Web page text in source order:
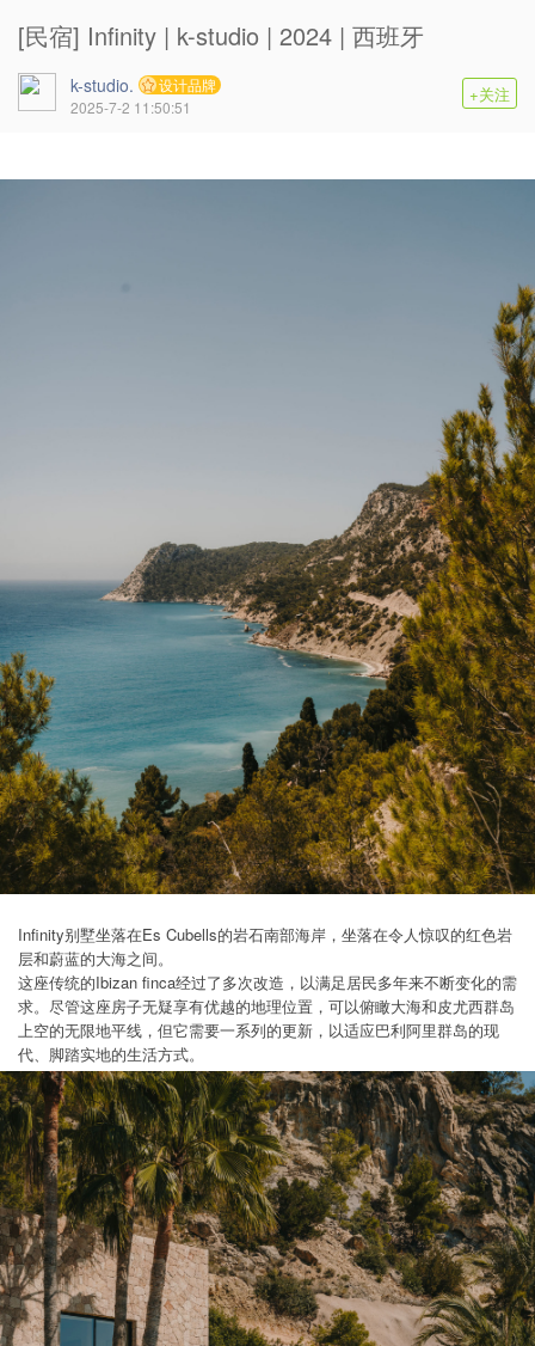
[民宿] Infinity | k-studio | 2024 | 西班牙
k-studio.
设计品牌
2025-7-2 11:50:51
+关注
Infinity别墅坐落在Es Cubells的岩石南部海岸，坐落在令人惊叹的红色岩
层和蔚蓝的大海之间。
这座传统的Ibizan finca经过了多次改造，以满足居民多年来不断变化的需
求。尽管这座房子无疑享有优越的地理位置，可以俯瞰大海和皮尤西群岛
上空的无限地平线，但它需要一系列的更新，以适应巴利阿里群岛的现
代、脚踏实地的生活方式。